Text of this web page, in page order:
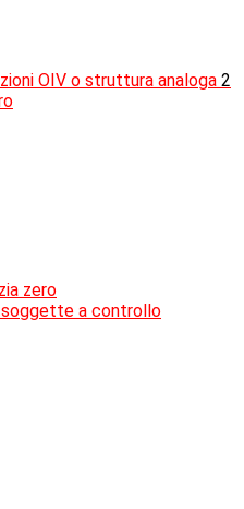
OIV o struttura analoga 2
zero
a controllo